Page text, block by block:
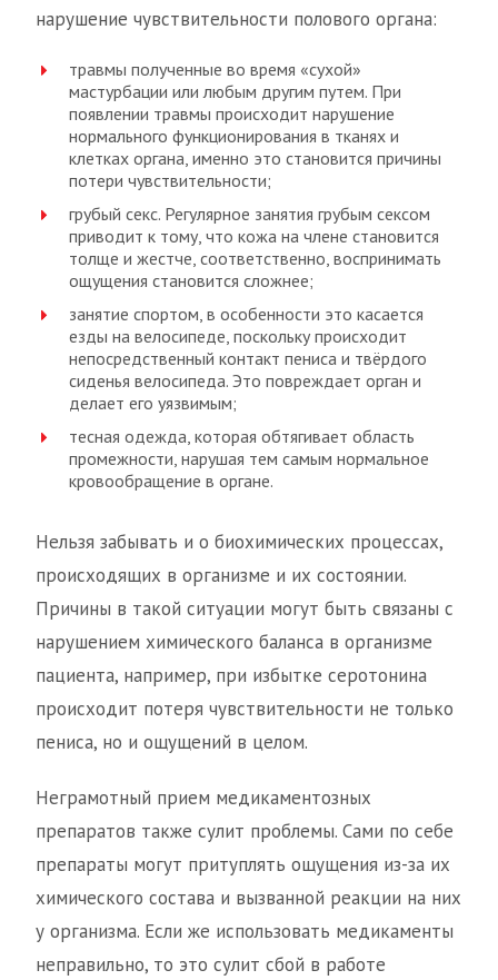
нарушение чувствительности полового органа:
травмы полученные во время «сухой»
мастурбации или любым другим путем. При
появлении травмы происходит нарушение
нормального функционирования в тканях и
клетках органа, именно это становится причины
потери чувствительности;
грубый секс. Регулярное занятия грубым сексом
приводит к тому, что кожа на члене становится
толще и жестче, соответственно, воспринимать
ощущения становится сложнее;
занятие спортом, в особенности это касается
езды на велосипеде, поскольку происходит
непосредственный контакт пениса и твёрдого
сиденья велосипеда. Это повреждает орган и
делает его уязвимым;
тесная одежда, которая обтягивает область
промежности, нарушая тем самым нормальное
кровообращение в органе.
Нельзя забывать и о биохимических процессах,
происходящих в организме и их состоянии.
Причины в такой ситуации могут быть связаны с
нарушением химического баланса в организме
пациента, например, при избытке серотонина
происходит потеря чувствительности не только
пениса, но и ощущений в целом.
Неграмотный прием медикаментозных
препаратов также сулит проблемы. Сами по себе
препараты могут притуплять ощущения из-за их
химического состава и вызванной реакции на них
у организма. Если же использовать медикаменты
неправильно, то это сулит сбой в работе